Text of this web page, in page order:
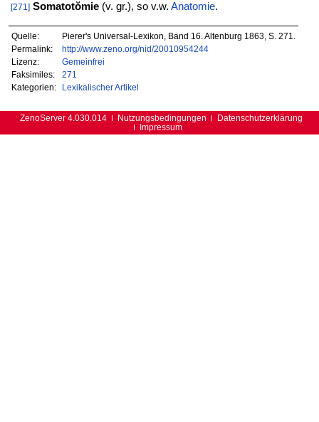
[271] Somatotŏmie(v. gr.), so v.w. Anatomie.
Quelle:
Pierer's Universal-Lexikon, Band 16. Altenburg 1863, S. 271.
Permalink:
http://www.zeno.org/nid/20010954244
Lizenz:
Gemeinfrei
Faksimiles:
271
Kategorien:
Lexikalischer Artikel
ZenoServer 4.030.014 Nutzungsbedingungen
Datenschutzerklärung
Impressum